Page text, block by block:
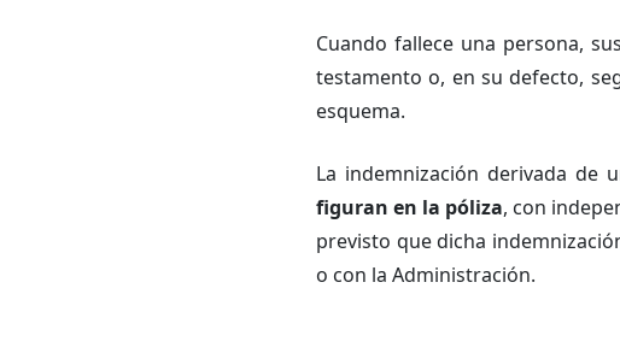
Cuando fallece una persona,
testamento o, en su defecto,
esquema.
La indemnización derivada de
figuran en la póliza, con
previsto que dicha
o con la Administración.